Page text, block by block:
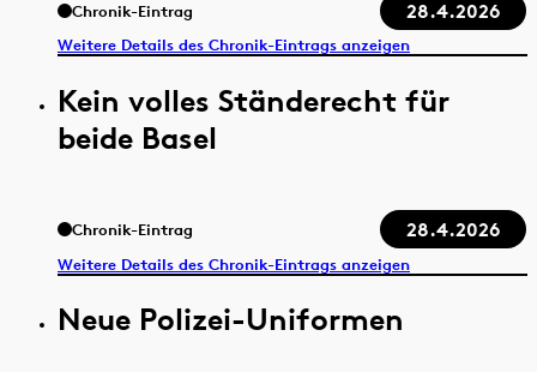
Chronik-Eintrag 28.4.2026
Weitere Details des Chronik-Eintrags anzeigen
Kein volles Ständerecht für
beide Basel
Chronik-Eintrag 28.4.2026
Weitere Details des Chronik-Eintrags anzeigen
Neue Polizei-Uniformen